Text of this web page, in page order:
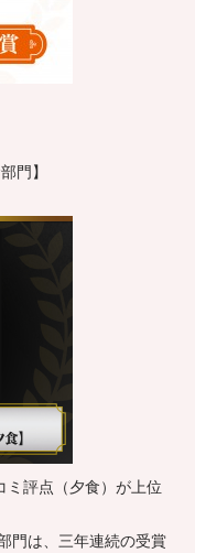
門】
ミ評点（夕食）が上位
門は、三年連続の受賞